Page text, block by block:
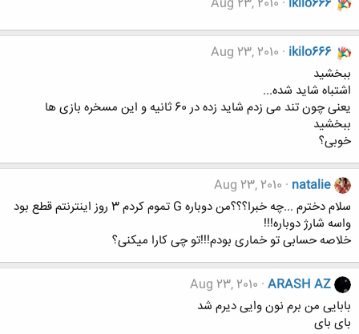
ikilo666
Aug 23, 2010
ببخشید
اشتباه شاید شده...
یعنی چون تند می زدم شاید زده در 60 ثانیه و این مسخره بازی ها
ببخشید
خوبی؟
natalie
Aug 23, 2010
سلام دخترم ...چه خبرا؟؟؟من دوباره G تموم کردم 3 روز اینترنتم قطع بود
واسه شارژ دوباره!!!
خلاصه حسابی تو خماری بودم!!!تو چی کارا میکنی؟
ARASH AZ
Aug 23, 2010
بابایی من برم نون وایی دیرم شد
بای بای